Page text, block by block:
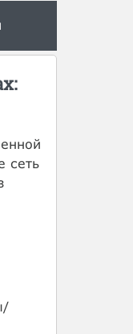
сеть